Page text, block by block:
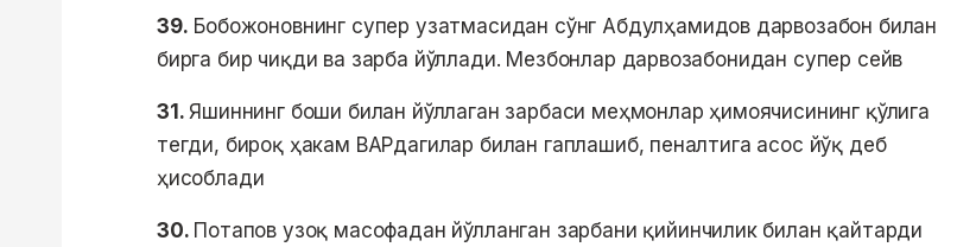
39. Бобожоновнинг супер узатмасидан сўнг Абдулҳамидов дарвозабон билан
бирга бир чиқди ва зарба йўллади. Мезбонлар дарвозабонидан супер сейв
31.Яшиннинг боши билан йўллаган зарбаси меҳмонлар ҳимоячисининг қўлига
тегди, бироқ ҳакам ВАРдагилар билан гаплашиб, пеналтига асос йўқ деб
ҳисоблади
30. Потапов узоқ масофадан йўлланган зарбани қийинчилик билан қайтарди